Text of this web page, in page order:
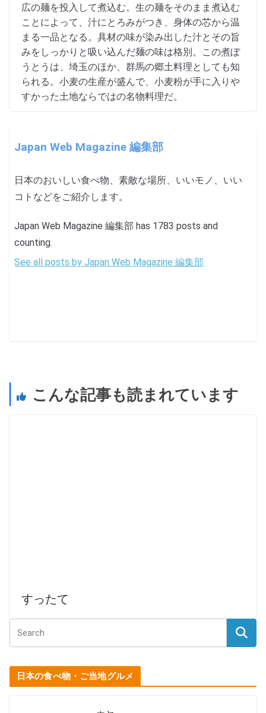
広の麺を投入して煮込む。生の麺をそのまま煮込む
ことによって、汁にとろみがつき、身体の芯から温
まる一品となる。具材の味が染み出した汁とその旨
みをしっかりと吸い込んだ麺の味は格別。この煮ぼ
うとうは、埼玉のほか、群馬の郷土料理としても知
られる。小麦の生産が盛んで、小麦粉が手に入りや
すかった土地ならではの名物料理だ。
Japan Web Magazine 編集部
日本のおいしい食べ物、素敵な場所、いいモノ、いい
コトなどをご紹介します。
Japan Web Magazine 編集部 has 1783 posts and
counting.
See all posts by Japan Web Magazine 編集部
こんな記事も読まれています
すったて
日本の食べ物・ご当地グルメ